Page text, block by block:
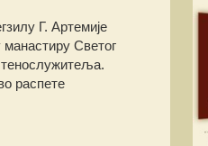
Г. Артемије
манастиру Светог
распете